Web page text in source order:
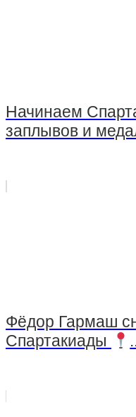
Начинаем
заплывов и
Фёдор Гармаш
Спартакиады